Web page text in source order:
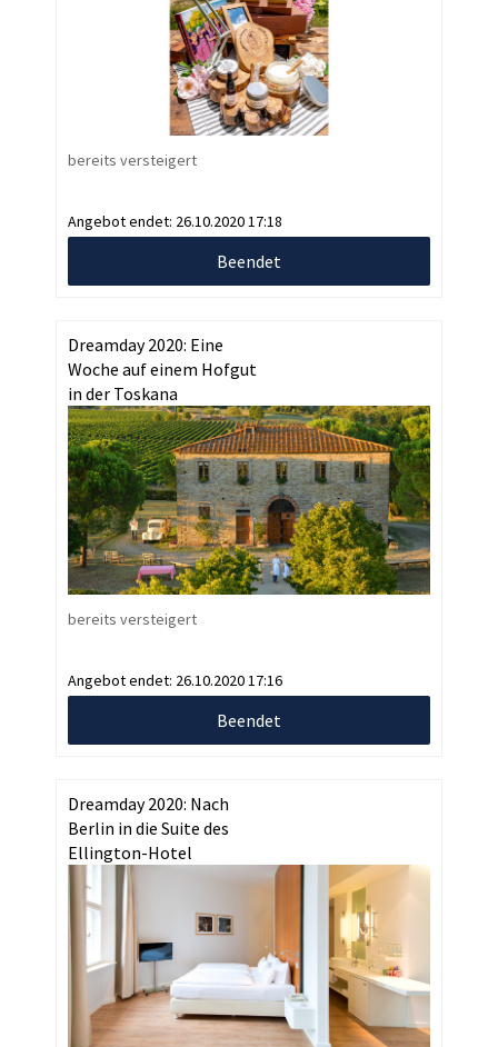
bereits versteigert
Angebot endet: 26.10.2020 17:18
Beendet
Dreamday 2020: Eine
Woche auf einem Hofgut
in der Toskana
bereits versteigert
Angebot endet: 26.10.2020 17:16
Beendet
Dreamday 2020: Nach
Berlin in die Suite des
Ellington-Hotel